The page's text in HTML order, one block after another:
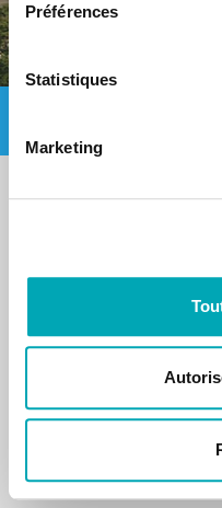
Préférences
Statistiques
Marketing
Crédits photos : Copyright ©